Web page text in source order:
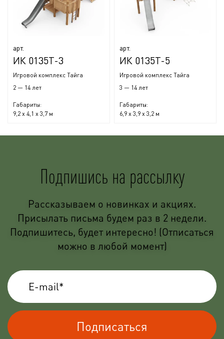
арт.
ИК 0135Т-3
Игровой комплекс Тайга
2 — 14 лет
Габариты:
9,2 x 4,1 x 3,7 м
арт.
ИК 0135Т-5
Игровой комплекс Тайга
3 — 14 лет
Габариты:
6,9 x 3,9 x 3,2 м
Подпишись на рассылку
Рассказываем о новинках и акциях.
Присылать письма будем раз в 2 недели.
Подпишитесь, будет интересно! (Отписаться
можно в любой момент)
Подписаться